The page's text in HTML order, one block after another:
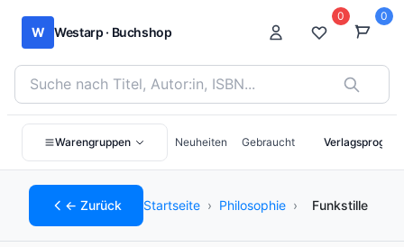
W Westarp · Buchshop
Bücher suchen nach Titel, Autor:in oder ISBN
0 0
Warengruppen Neuheiten Gebraucht
← Zurück Startseite › Philosophie › Funkstille